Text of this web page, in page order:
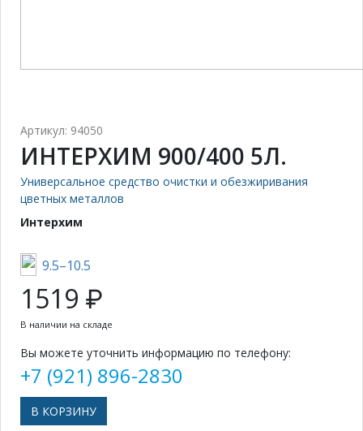
Артикул: 94050
ИНТЕРХИМ 900/400 5Л.
Универсальное средство очистки и обезжиривания
цветных металлов
Интерхим
9.5–10.5
1519 ₽
В наличии на складе
Вы можете уточнить информацию по телефону:
+7 (921) 896-2830